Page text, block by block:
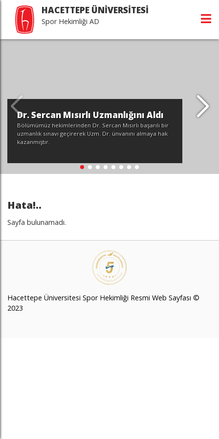
HACETTEPE ÜNİVERSİTESİ
Spor Hekimliği AD
Dr. Sercan Mısırlı Uzmanlığını Aldı
Bölümümüz hekimlerinden Dr. Sercan Mısırlı başarılı bir
uzmanlık sınavı geçirerek Uzm. Dr. ünvanını almaya hak
kazanmıştır.
Hata!..
Sayfa bulunamadı.
Hacettepe Üniversitesi Spor Hekimliği Resmi Web Sayfası ©
2023